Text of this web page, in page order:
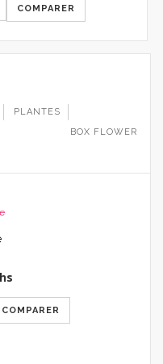
COMPARER
PLANTES
BOX FLOWER
COMPARER